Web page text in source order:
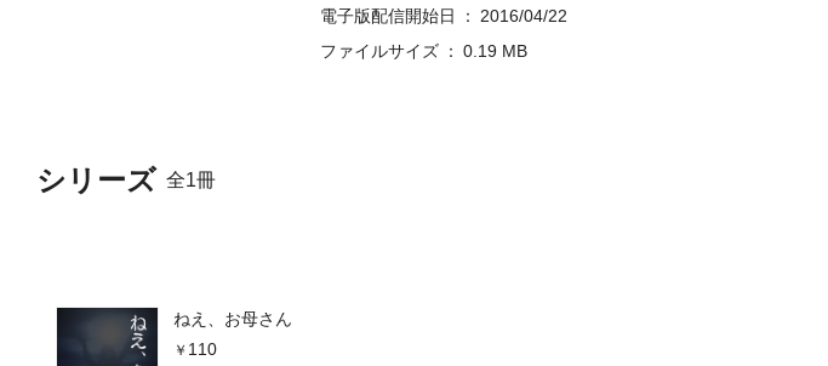
シリーズ 全1冊
ねえ、お母さん
110
電子版配信開始日
2016/04/22
ファイルサイズ
0.19 MB